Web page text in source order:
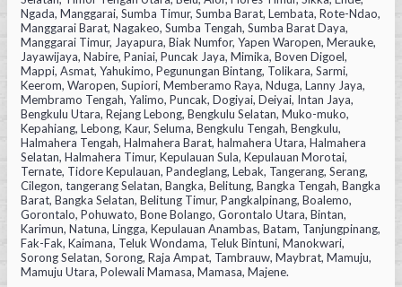
Ngada, Manggarai, Sumba Timur, Sumba Barat, Lembata, Rote-Ndao,
Manggarai Barat, Nagakeo, Sumba Tengah, Sumba Barat Daya,
Manggarai Timur, Jayapura, Biak Numfor, Yapen Waropen, Merauke,
Jayawijaya, Nabire, Paniai, Puncak Jaya, Mimika, Boven Digoel,
Mappi, Asmat, Yahukimo, Pegunungan Bintang, Tolikara, Sarmi,
Keerom, Waropen, Supiori, Memberamo Raya, Nduga, Lanny Jaya,
Membramo Tengah, Yalimo, Puncak, Dogiyai, Deiyai, Intan Jaya,
Bengkulu Utara, Rejang Lebong, Bengkulu Selatan, Muko-muko,
Kepahiang, Lebong, Kaur, Seluma, Bengkulu Tengah, Bengkulu,
Halmahera Tengah, Halmahera Barat, halmahera Utara, Halmahera
Selatan, Halmahera Timur, Kepulauan Sula, Kepulauan Morotai,
Ternate, Tidore Kepulauan, Pandeglang, Lebak, Tangerang, Serang,
Cilegon, tangerang Selatan, Bangka, Belitung, Bangka Tengah, Bangka
Barat, Bangka Selatan, Belitung Timur, Pangkalpinang, Boalemo,
Gorontalo, Pohuwato, Bone Bolango, Gorontalo Utara, Bintan,
Karimun, Natuna, Lingga, Kepulauan Anambas, Batam, Tanjungpinang,
Fak-Fak, Kaimana, Teluk Wondama, Teluk Bintuni, Manokwari,
Sorong Selatan, Sorong, Raja Ampat, Tambrauw, Maybrat, Mamuju,
Mamuju Utara, Polewali Mamasa, Mamasa, Majene.